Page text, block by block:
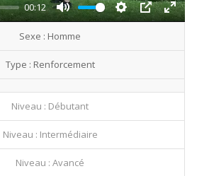
00:12
Mute
Settings
PIP
Enter
Sexe : Homme
Type : Renforcement
Niveau : Débutant
Niveau : Intermédiaire
Niveau : Avancé